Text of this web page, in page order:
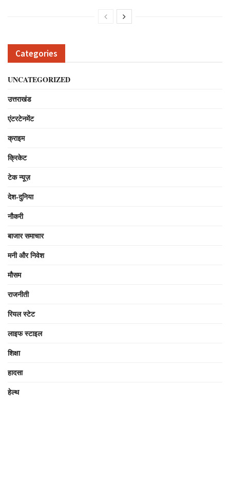
Categories
UNCATEGORIZED
उत्तराखंड
एंटरटेनमेंट
क्राइम
क्रिकेट
टेक न्यूज़
देश-दुनिया
नौकरी
बाजार समाचार
मनी और निवेश
मौसम
राजनीती
रियल स्टेट
लाइफ स्टाइल
शिक्षा
हादसा
हेल्थ